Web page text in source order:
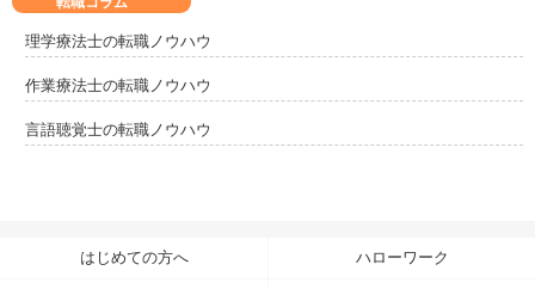
理学療法士の転職ノウハウ
作業療法士の転職ノウハウ
言語聴覚士の転職ノウハウ
はじめての方へ ハローワーク